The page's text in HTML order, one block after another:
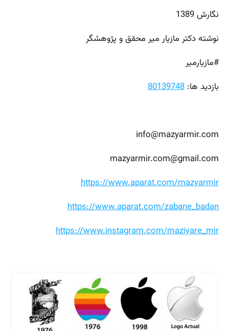
نگارش 1389
نوشته دکتر مازیار میر محقق و پژوهشگر
#مازیارمیر
بازدید ها: 80139748
info@mazyarmir.com
mazyarmir.com@gmail.com
https://www.aparat.com/mazyarmir
https://www.aparat.com/zabane_badan
https://www.instagram.com/maziyare_mir